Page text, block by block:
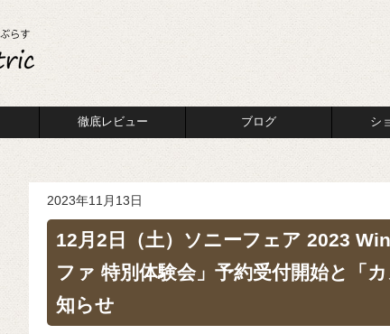
徹底レビュー ブログ シ
2023年11月13日
12月2日（土）ソニーフェア 2023
ファ 特別体験会」予約受付開始と「
知らせ